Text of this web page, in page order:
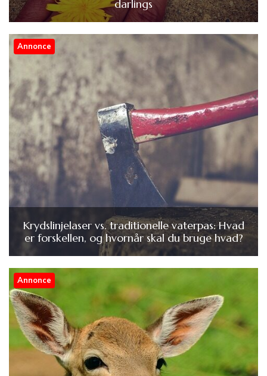
darlings
Annonce
Krydslinjelaser vs. traditionelle vaterpas: Hvad
er forskellen, og hvornår skal du bruge hvad?
Annonce